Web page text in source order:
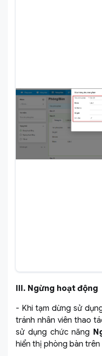
III. Ngừng hoạt động
- Khi tạm dừng sử
tránh nhân viên thao
sử dụng chức năng
hiển thị phòng bàn trên